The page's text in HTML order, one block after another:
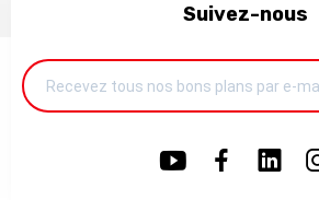
Suivez-nous